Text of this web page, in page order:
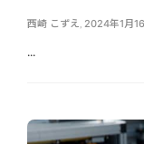
西崎 こずえ, 2024年1月
...